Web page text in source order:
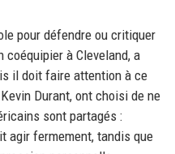
pour défendre ou critiquer
coéquipier à Cleveland, a
il doit faire attention à ce
Durant, ont choisi de ne
sont partagés :
agir fermement, tandis que